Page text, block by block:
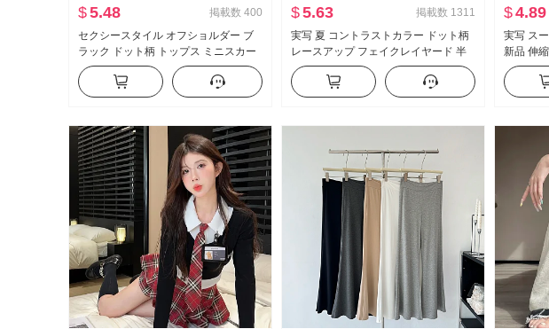
$5.48 掲載数 400
セクシースタイル オフショルダー ブ
ラック ドット柄 トップス ミニスカー
ト セットアップ ストラップ チェック
柄 つぼみ スカート ヴィンテージ チェ
ック柄スカート
$5.63 掲載数 1311
実写 夏 コントラストカラー ドット柄
レースアップ フェイクレイヤード 半
袖 Tシャツ 女性 夏 新品 スイートスタ
イル マイナー トップス
$4.89
実写 ス
新品 伸
セクシ
ミニスカ